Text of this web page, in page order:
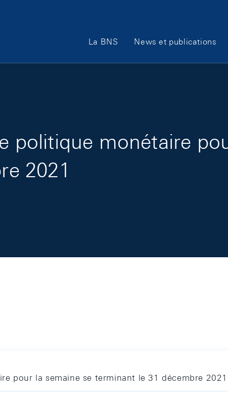
Main Navigation
La BNS News et publications
politique monétaire
2021
pour la semaine se terminant le 31 décembre 2021